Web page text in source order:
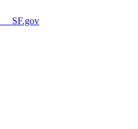
SF.gov